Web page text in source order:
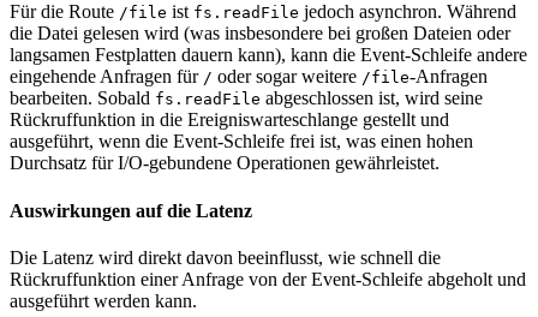
Für die Route /file ist fs.readFile jedoch asynchron. Während
die Datei gelesen wird (was insbesondere bei großen Dateien oder
langsamen Festplatten dauern kann), kann die Event-Schleife andere
eingehende Anfragen für / oder sogar weitere /file-Anfragen
bearbeiten. Sobald fs.readFile abgeschlossen ist, wird seine
Rückruffunktion in die Ereigniswarteschlange gestellt und
ausgeführt, wenn die Event-Schleife frei ist, was einen hohen
Durchsatz für I/O-gebundene Operationen gewährleistet.
Auswirkungen auf die Latenz
Die Latenz wird direkt davon beeinflusst, wie schnell die
Rückruffunktion einer Anfrage von der Event-Schleife abgeholt und
ausgeführt werden kann.